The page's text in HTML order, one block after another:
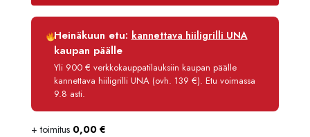
Luottoaika
12 kk
Korko
Käsittelymaksu
3,90 €/kk
Maksettava yhteensä
428,80 €
Heinäkuun etu: kannettava hiiligrilli UNA
kaupan päälle
Yli 900 € verkkokauppatilauksiin kaupan päälle
kannettava hiiligrilli UNA (ovh. 139 €). Etu voimassa
9.8 asti.
+ toimitus 0,00 €